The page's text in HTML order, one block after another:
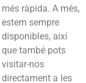
més ràpida. A més,
estem sempre
disponibles, així
que també pots
visitar-nos
directament a les